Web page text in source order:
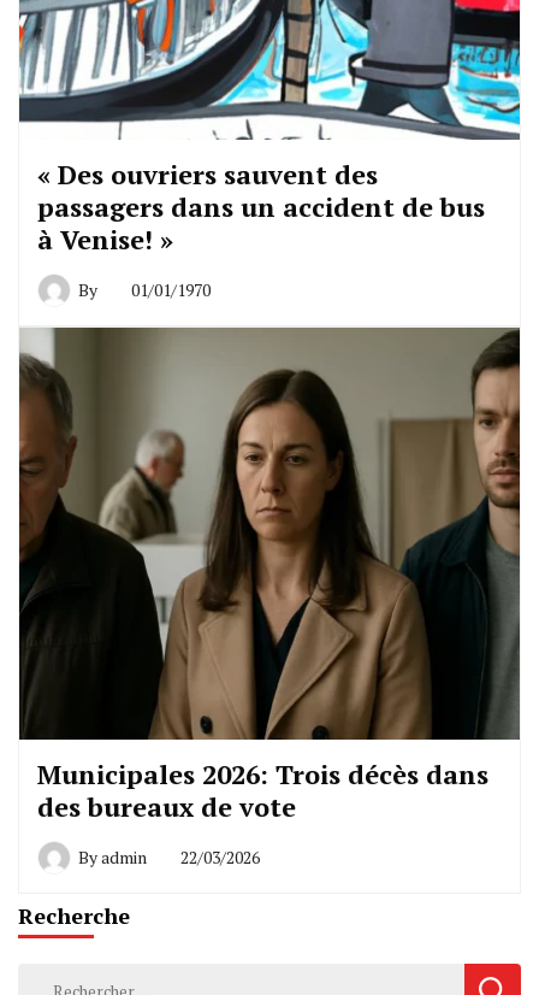
« Des ouvriers sauvent des
passagers dans un accident de bus
à Venise! »
By 01/01/1970
Municipales 2026: Trois décès dans
des bureaux de vote
Byadmin 22/03/2026
Recherche
Rechercher :